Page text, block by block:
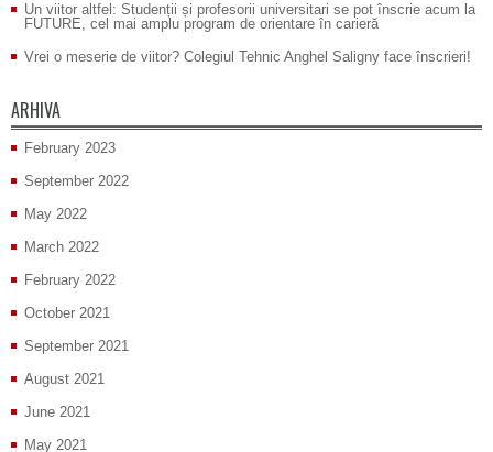
Un viitor altfel: Studenții și profesorii universitari se pot înscrie acum la
FUTURE, cel mai amplu program de orientare în carieră
Vrei o meserie de viitor? Colegiul Tehnic Anghel Saligny face înscrieri!
ARHIVA
February 2023
September 2022
May 2022
March 2022
February 2022
October 2021
September 2021
August 2021
June 2021
May 2021